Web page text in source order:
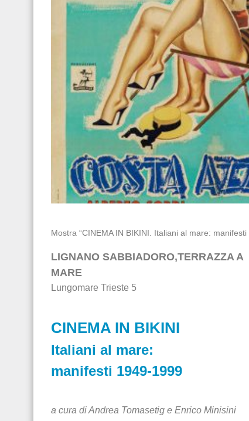
Mostra “CINEMA IN BIKINI. Italiani al mare: manifesti
LIGNANO SABBIADORO,TERRAZZA A
MARE
Lungomare Trieste 5
CINEMA IN BIKINI
Italiani al mare:
manifesti ‪1949-1999‬
a cura di Andrea Tomasetig e Enrico Minisini